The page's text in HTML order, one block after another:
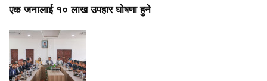
एक जनालाई १० लाख उपहार घोषणा हुने